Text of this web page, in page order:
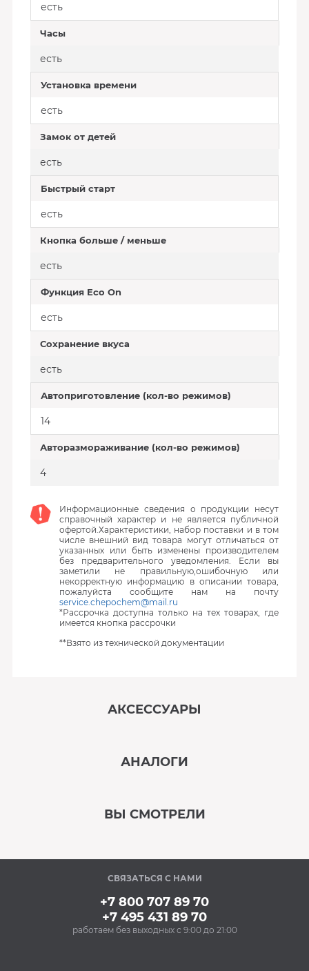
есть
Часы
есть
Установка времени
есть
Замок от детей
есть
Быстрый старт
есть
Кнопка больше / меньше
есть
Функция Eco On
есть
Сохранение вкуса
есть
Автоприготовление (кол-во режимов)
14
Авторазмораживание (кол-во режимов)
4
Информационные сведения о продукции несут
справочный характер и не является публичной
офертой.Характеристики, набор поставки и в том
числе внешний вид товара могут отличаться от
указанных или быть изменены производителем
без предварительного уведомления. Если вы
заметили не правильную,ошибочную или
некорректную информацию в описании товара,
пожалуйста сообщите нам на почту
service.chepochem@mail.ru
*Рассрочка доступна только на тех товарах, где
имеется кнопка рассрочки
**Взято из технической документации
АКСЕССУАРЫ
АНАЛОГИ
ВЫ СМОТРЕЛИ
В наличии
СВЯЗАТЬСЯ С НАМИ
+7 800 707 89 70
+7 495 431 89 70
работаем без выходных с 9:00 до 21:00